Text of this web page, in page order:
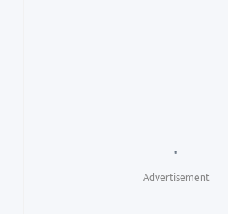
"
Advertisement